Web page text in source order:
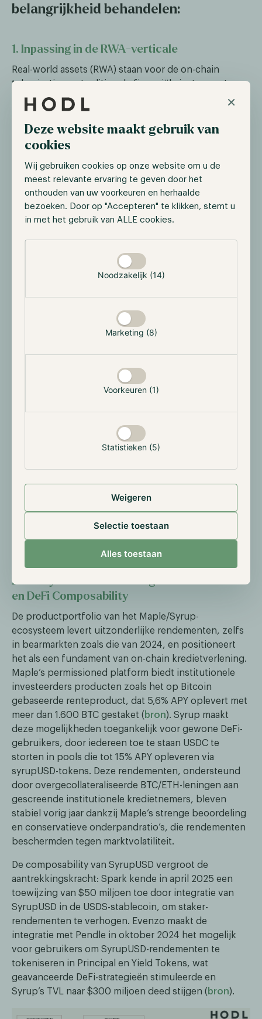
×
Deze website maakt gebruik van
cookies
Wij gebruiken cookies op onze website om u de
meest relevante ervaring te geven door het
onthouden van uw voorkeuren en herhaalde
bezoeken. Door op "Accepteren" te klikken, stemt u
in met het gebruik van ALLE cookies.
Noodzakelijk (14)
Marketing (8)
Voorkeuren (1)
Statistieken (5)
Weigeren
Selectie toestaan
Alles toestaan
belangrijkheid behandelen:
1. Inpassing in de RWA-verticale
Real-world assets (RWA) staan voor de on-chain
tokenisatie van traditionele financiële instrumenten,
zoals Amerikaanse staatsobligaties en
schuldpapieren. Dit maakt fractioneel eigendom,
verbeterde liquiditeit en composability binnen DeFi
mogelijk. Bij Hodl Ventures beschouwen we RWA als
DeFi, vanwege het enorme potentieel van traditionele
activa om te profiteren van de programmeerbaarheid
van DeFi. Maple Finance en haar DeFi-native tak Syrup
Finance belichamen deze kans door USDC van
retaildepositohouders te bundelen om institutionele
leningen te financieren, waarmee on-chain krediet
wordt gecreëerd op basis van overgecollateraliseerde
leningen—meestal gedekt door liquide activa zoals
Bitcoin en Ethereum.
digitale activa sterk toegenomen, gedreven door
regelgevende vooruitgang, met name de goedkeuring
gespeeld, wat heeft geleid tot een toenemend aantal
institutionele kredietnemers. Maple’s vermogen om
aangetrokken. Zo ging Bitwise Asset Management,
dat meer dan $12 miljard aan activa beheert, in maart
maken van zijn door Bitcoin gedekte leenproduct—
een mijlpaal in de institutionele adoptie van DeFi
). Ook Grayscale nam Maple Finance op in zijn
top 20 crypto-investeringen voor Q2 2025, wat wijst
op groot vertrouwen in het groeipotentieel van het
platform (
2. Utility: Betrouwbare Hoge Rendementen
en DeFi Composability
De productportfolio van het Maple/Syrup-
ecosysteem levert uitzonderlijke rendementen, zelfs
in bearmarkten zoals die van 2024, en positioneert
het als een fundament van on-chain kredietverlening.
Maple’s permissioned platform biedt institutionele
investeerders producten zoals het op Bitcoin
gebaseerde renteproduct, dat 5,6% APY oplevert met
meer dan 1.600 BTC gestaket ( bron). Syrup maakt
deze mogelijkheden toegankelijk voor gewone DeFi-
gebruikers, door iedereen toe te staan USDC te
storten in pools die tot 15% APY opleveren via
syrupUSD-tokens. Deze rendementen, ondersteund
door overgecollateraliseerde BTC/ETH-leningen aan
gescreende institutionele kredietnemers, bleven
stabiel vorig jaar dankzij Maple’s strenge beoordeling
en conservatieve onderpandratio’s, die rendementen
beschermden tegen marktvolatiliteit.
De composability van SyrupUSD vergroot de
aantrekkingskracht: Spark kende in april 2025 een
toewijzing van $50 miljoen toe door integratie van
SyrupUSD in de USDS-stablecoin, om staker-
rendementen te verhogen. Evenzo maakt de
integratie met Pendle in oktober 2024 het mogelijk
voor gebruikers om SyrupUSD-rendementen te
tokeniseren in Principal en Yield Tokens, wat
geavanceerde DeFi-strategieën stimuleerde en
Syrup’s TVL naar $300 miljoen deed stijgen ( bron).